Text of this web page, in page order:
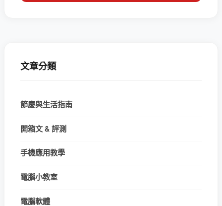
文章分類
節慶與生活指南
開箱文 & 評測
手機應用教學
電腦小教室
電腦軟體